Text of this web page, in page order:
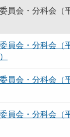
員会・分科会（
員会・分科会（
員会・分科会（
員会・分科会（